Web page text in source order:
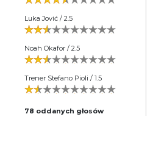
Luka Jović / 2.5
Noah Okafor / 2.5
Trener Stefano Pioli / 1.5
78 oddanych głosów